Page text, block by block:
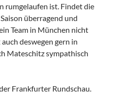
rumgelaufen ist. Findet die
überragend und
Team in München nicht
deswegen gern in
Mateschitz sympathisch
Frankfurter Rundschau.